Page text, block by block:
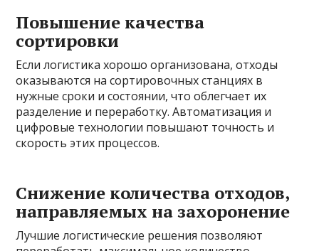
Повышение качества
сортировки
Если логистика хорошо организована, отходы
оказываются на сортировочных станциях в
нужные сроки и состоянии, что облегчает их
разделение и переработку. Автоматизация и
цифровые технологии повышают точность и
скорость этих процессов.
Снижение количества отходов,
направляемых на захоронение
Лучшие логистические решения позволяют